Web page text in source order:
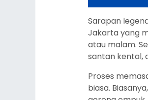
Sarapan
Jakarta yang
atau malam.
santan kental,
Proses
biasa.